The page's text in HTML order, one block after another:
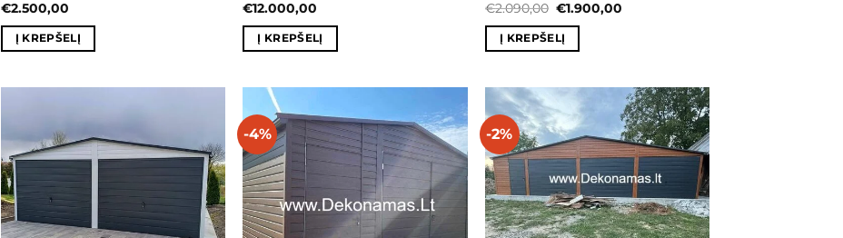
€2.500,00
Į KREPŠELĮ
€12.000,00
Į KREPŠELĮ
€2.090,00 Original
was:
€2.090,00.
€1.900,00
Į KREPŠELĮ
-4% Mėgstamiausias -2% Mėgstamiausias